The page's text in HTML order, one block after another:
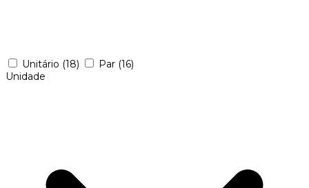
Unitário (18) Par (16)
Unidade